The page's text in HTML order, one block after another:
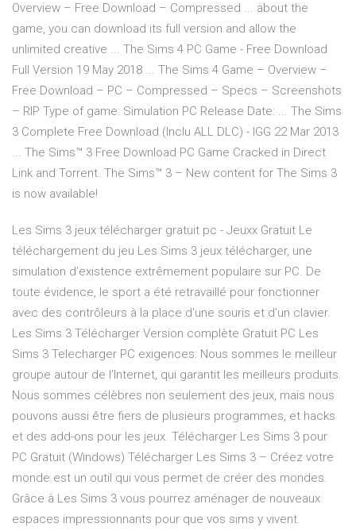
Overview – Free Download – Compressed ... about the
game, you can download its full version and allow the
unlimited creative ... The Sims 4 PC Game - Free Download
Full Version 19 May 2018 ... The Sims 4 Game – Overview –
Free Download – PC – Compressed – Specs – Screenshots
– RIP Type of game: Simulation PC Release Date: ... The Sims
3 Complete Free Download (Inclu ALL DLC) - IGG 22 Mar 2013
... The Sims™ 3 Free Download PC Game Cracked in Direct
Link and Torrent. The Sims™ 3 – New content for The Sims 3
is now available!
Les Sims 3 jeux télécharger gratuit pc - Jeuxx Gratuit Le
téléchargement du jeu Les Sims 3 jeux télécharger, une
simulation d’existence extrêmement populaire sur PC. De
toute évidence, le sport a été retravaillé pour fonctionner
avec des contrôleurs à la place d’une souris et d’un clavier.
Les Sims 3 Télécharger Version complète Gratuit PC Les
Sims 3 Telecharger PC exigences: Nous sommes le meilleur
groupe autour de l’Internet, qui garantit les meilleurs produits.
Nous sommes célèbres non seulement des jeux, mais nous
pouvons aussi être fiers de plusieurs programmes, et hacks
et des add-ons pour les jeux. Télécharger Les Sims 3 pour
PC Gratuit (Windows) Télécharger Les Sims 3 – Créez votre
monde est un outil qui vous permet de créer des mondes.
Grâce à Les Sims 3 vous pourrez aménager de nouveaux
espaces impressionnants pour que vos sims y vivent.